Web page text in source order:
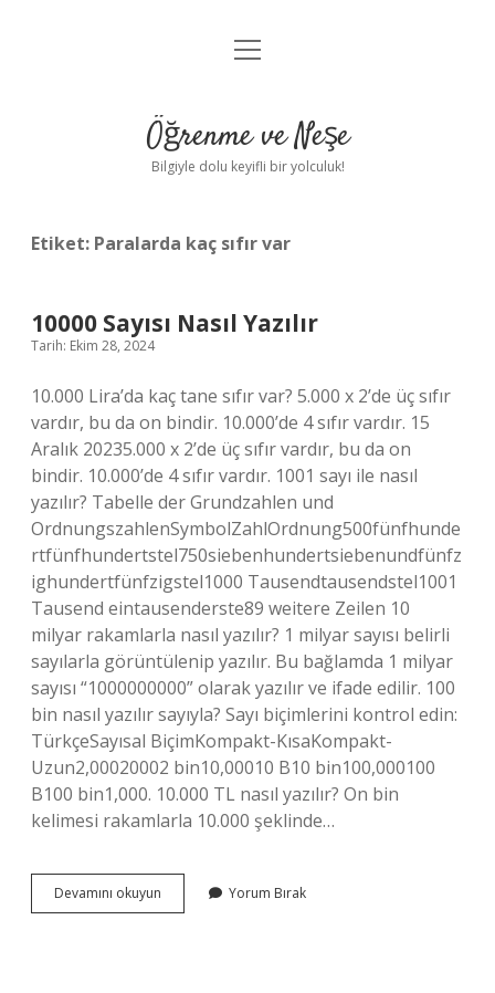
Anasayfa
Yasal Uyarı
menüyü
Öğrenme ve Neşe
Bilgiyle dolu keyifli bir yolculuk!
Etiket: Paralarda kaç sıfır var
10000 Sayısı Nasıl Yazılır
Tarih: Ekim 28, 2024
10.000 Lira’da kaç tane sıfır var? 5.000 x 2’de üç sıfır
vardır, bu da on bindir. 10.000’de 4 sıfır vardır. 15
Aralık 20235.000 x 2’de üç sıfır vardır, bu da on
bindir. 10.000’de 4 sıfır vardır. 1001 sayı ile nasıl
yazılır? Tabelle der Grundzahlen und
OrdnungszahlenSymbolZahlOrdnung500fünfhunde
rtfünfhundertstel750siebenhundertsiebenundfünfz
ighundertfünfzigstel1000 Tausendtausendstel1001
Tausend eintausenderste89 weitere Zeilen 10
milyar rakamlarla nasıl yazılır? 1 milyar sayısı belirli
sayılarla görüntülenip yazılır. Bu bağlamda 1 milyar
sayısı “1000000000” olarak yazılır ve ifade edilir. 100
bin nasıl yazılır sayıyla? Sayı biçimlerini kontrol edin:
TürkçeSayısal BiçimKompakt-KısaKompakt-
Uzun2,00020002 bin10,00010 B10 bin100,000100
B100 bin1,000. 10.000 TL nasıl yazılır? On bin
kelimesi rakamlarla 10.000 şeklinde…
Devamını okuyun
Sayısı
Yorum Bırak